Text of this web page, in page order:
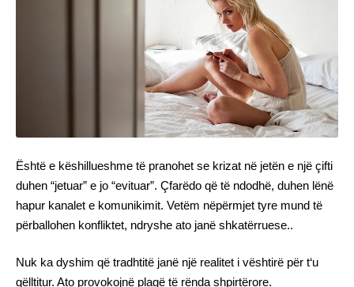
Është e këshillueshme të pranohet se krizat në jetën e një çifti
duhen “jetuar” e jo “evituar”. Çfarëdo që të ndodhë, duhen lënë
hapur kanalet e komunikimit. Vetëm nëpërmjet tyre mund të
përballohen konfliktet, ndryshe ato janë shkatërruese..
Nuk ka dyshim që tradhtitë janë një realitet i vështirë për t‘u
gëlltitur. Ato provokojnë plagë të rënda shpirtërore.